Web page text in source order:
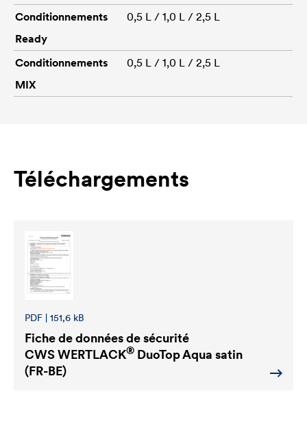
Conditionnements
Ready
0,5 L / 1,0 L / 2,5 L
Conditionnements
MIX
0,5 L / 1,0 L / 2,5 L
Téléchargements
PDF | 151,6 kB
Fiche de données de sécurité
CWS WERTLACK® DuoTop Aqua satin
(FR-BE)